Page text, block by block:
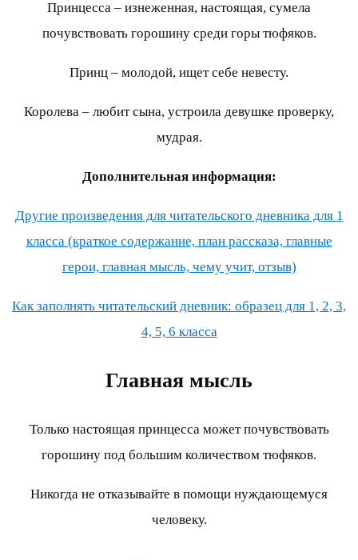
Принцесса – изнеженная, настоящая, сумела
почувствовать горошину среди горы тюфяков.
Принц – молодой, ищет себе невесту.
Королева – любит сына, устроила девушке проверку,
мудрая.
Дополнительная информация:
Другие произведения для читательского дневника для 1
класса (краткое содержание, план рассказа, главные
герои, главная мысль, чему учит, отзыв)
Как заполнять читательский дневник: образец для 1, 2, 3,
4, 5, 6 класса
Главная мысль
Только настоящая принцесса может почувствовать
горошину под большим количеством тюфяков.
Никогда не отказывайте в помощи нуждающемуся
человеку.